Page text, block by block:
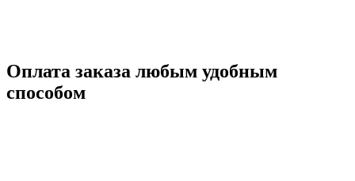
Оплата заказа любым удобным
способом